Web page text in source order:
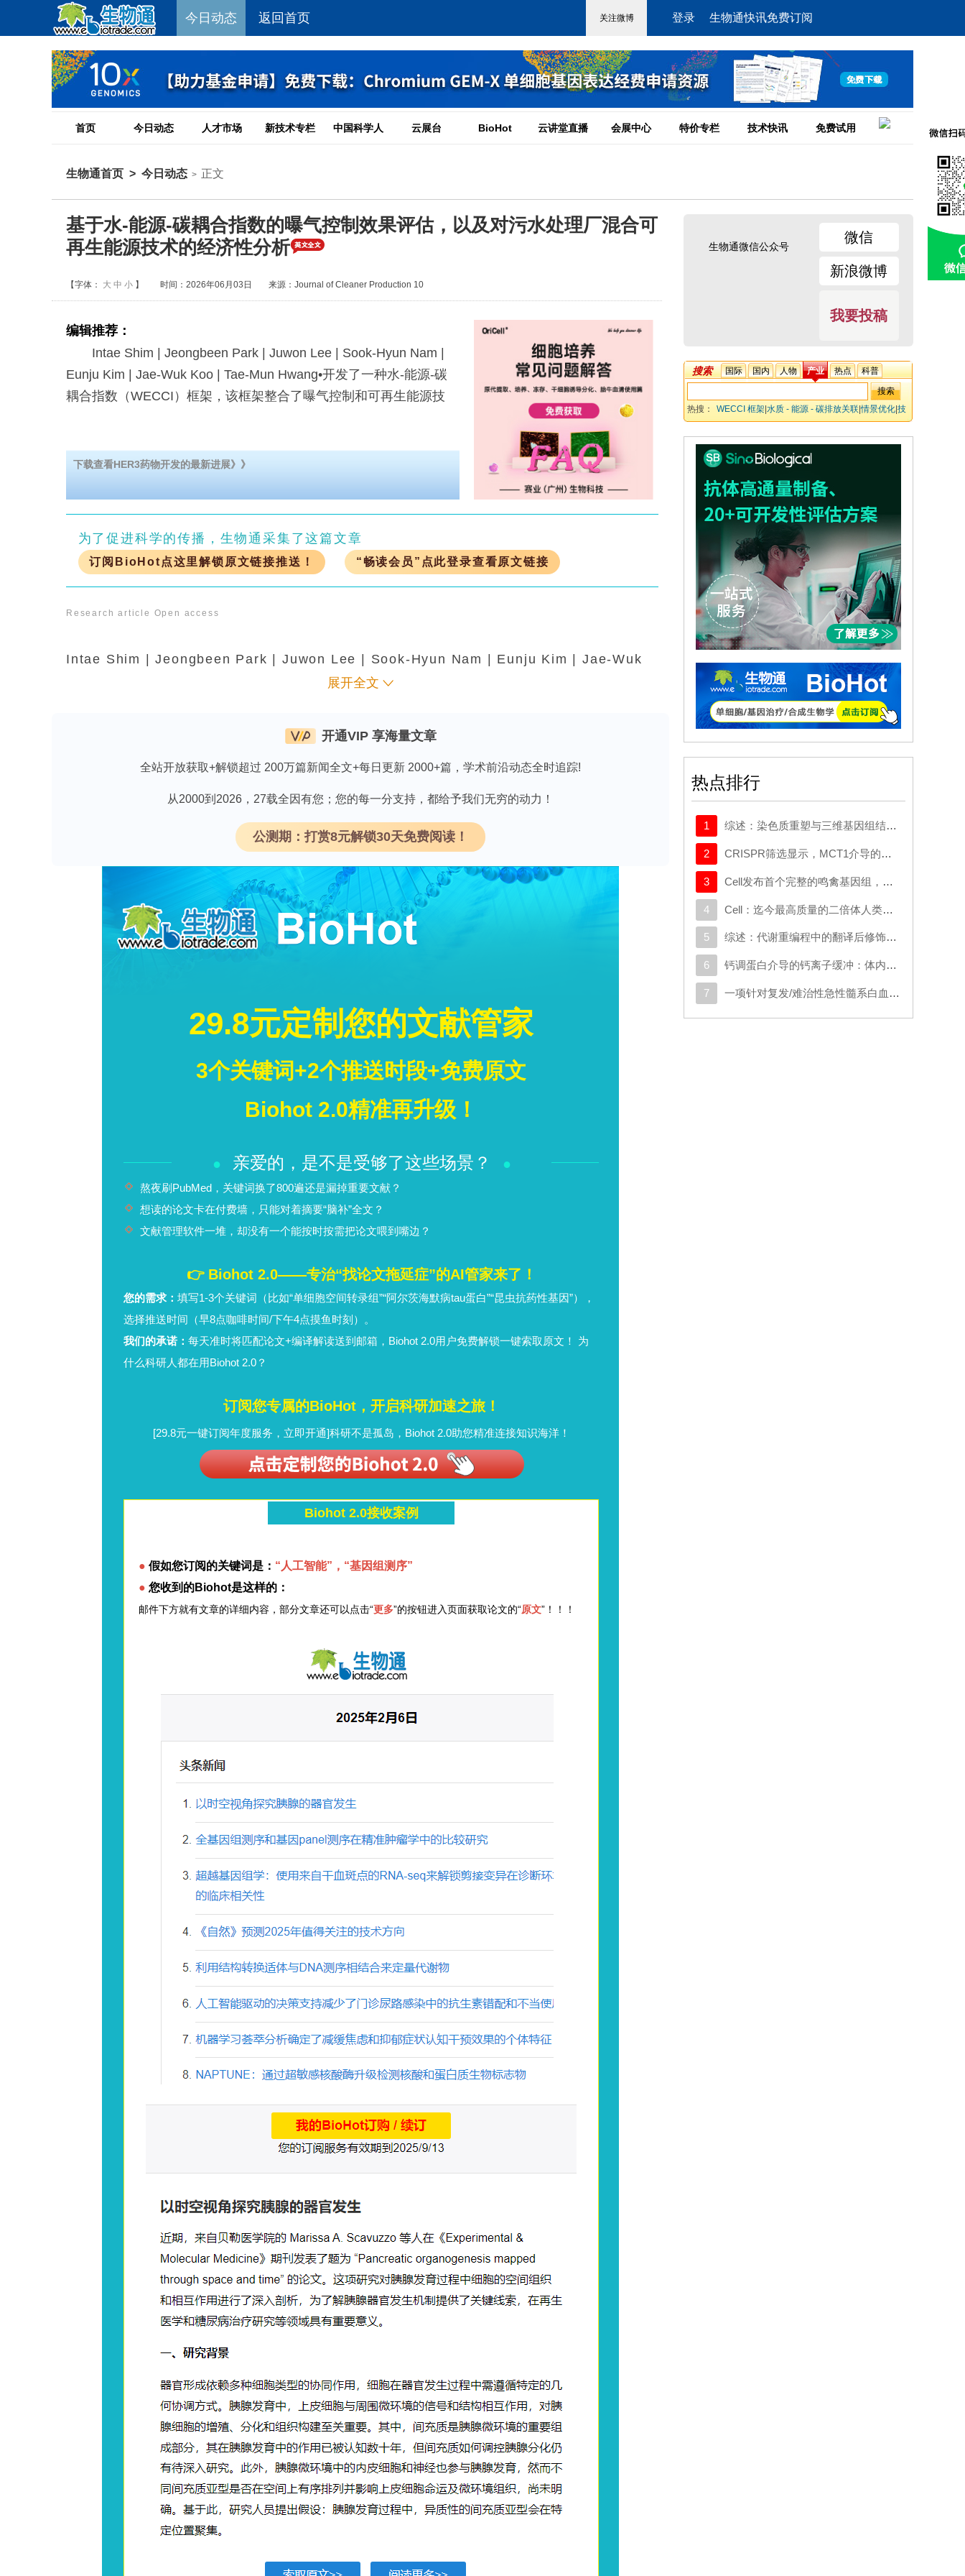
今日动态 返回首页 登录 生物通快讯免费订阅
首页 今日动态 人才市场 新技术专栏 中国科学人 云展台 BioHot 云讲堂直播 会展中心 特价专栏 技术快讯 免费试用
生物通首页 > 今日动态 > 正文
基于水-能源-碳耦合指数的曝气控制效果评估，以及对污水处理厂混合可
再生能源技术的经济性分析
【字体： 大 中 小 】 时间：2026年06月03日 来源：Journal of Cleaner Production 10
编辑推荐：
Intae Shim | Jeongbeen Park | Juwon Lee | Sook-Hyun Nam |
Eunju Kim | Jae-Wuk Koo | Tae-Mun Hwang•开发了一种水-能源-碳
耦合指数（WECCI）框架，该框架整合了曝气控制和可再生能源技
下载查看HER3药物开发的最新进展》》
为了促进科学的传播，生物通采集了这篇文章
订阅BioHot点这里解锁原文链接推送！ “畅读会员”点此登录查看原文链接
Research article Open access
Intae Shim | Jeongbeen Park | Juwon Lee | Sook-Hyun Nam | Eunju Kim | Jae-Wuk
深度解析欢迎下载《激酶活性检测与药物筛选：SignalChem科学家的深度解析》
开发了一种水-能源-碳耦合指数（WECCI）框架，该框架整合了曝气控制和可再生能源技
量化了污水处理厂（WWTPs）中水质、能源效率与温室气体排放之间的权衡关系。
利用混合效应模型识别出溶解氧（DO）低、氨氮（NH
提出了技术经济相结合的可再生能源配置方案，可实现高达30.1%的能源自给率。
打赏
展开全文
开通VIP 享海量文章
全站开放获取+解锁超过 200万篇新闻全文+每日更新 2000+篇，学术前沿动态全时追踪!
从2000到2026，27载全因有您；您的每一分支持，都给予我们无穷的动力！
公测期：打赏8元解锁30天免费阅读！
生物通微信公众号
微信
新浪微博
我要投稿
搜索 国际 国内 人物 产业 热点 科普
热搜： WECCI 框架 水质 - 能源 - 碳排放关联|情景优化 技
热点排行
1 综述：染色质重塑与三维基因组结构在癌症中的作用：从机制研究到新的治疗策略
2 CRISPR筛选显示，MCT1介导的代谢逃逸机制可规避SMAD3的抑制作用，这一机制可作为治疗靶点
3 Cell发布首个完整的鸣禽基因组，有助于探究发声学习
4 Cell：迄今最高质量的二倍体人类基因组构建完成
5 综述：代谢重编程中的翻译后修饰：对癌症代谢治疗和免疫治疗的启示
6 钙调蛋白介导的钙离子缓冲：体内心脏重编程的分子屏障
7 一项针对复发/难治性急性髓系白血病或原始浆细胞样树突状细胞肿瘤成人患者的CD123导向的嵌合抗原受体T细胞疗法1期试验